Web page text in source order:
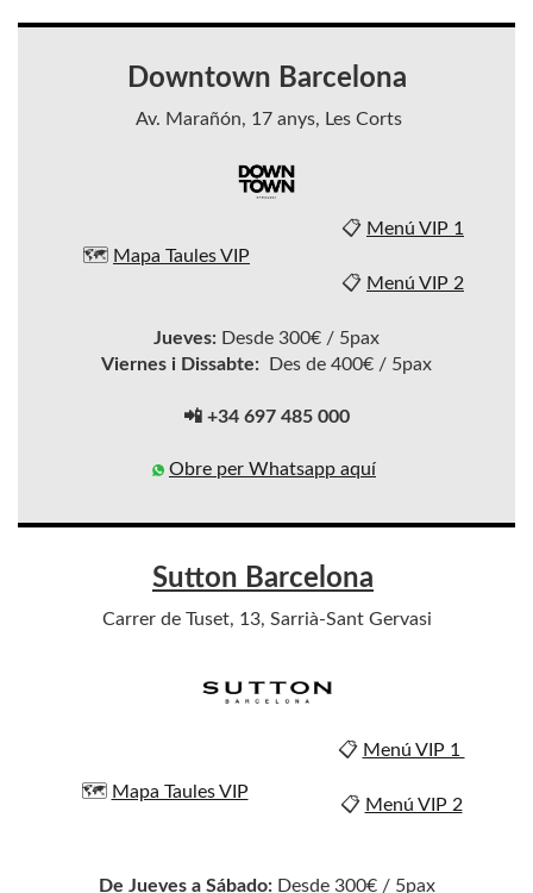
Downtown Barcelona
Av. Marañón, 17 anys, Les Corts
🗺️ Mapa Taules VIP
📋 Menú VIP 1
📋 Menú VIP 2
Jueves: Desde 300€ / 5pax
Viernes i Dissabte: Des de 400€ / 5pax
📲 +34 697 485 000
Obre per Whatsapp aquí
Sutton Barcelona
Carrer de Tuset, 13, Sarrià-Sant Gervasi
🗺️ Mapa Taules VIP
📋 Menú VIP 1
📋 Menú VIP 2
De Jueves a Sábado:Desde 300€ / 5pax